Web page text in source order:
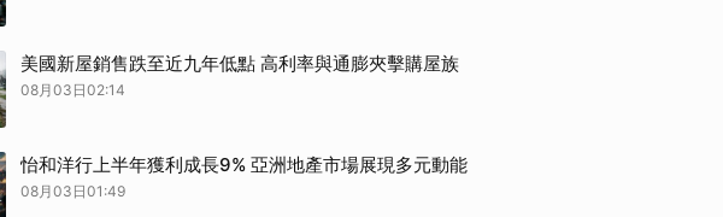
美國新屋銷售跌至近九年低點 高利率與通膨夾擊購屋族
08月03日02:14
怡和洋行上半年獲利成長9% 亞洲地產市場展現多元動能
08月03日01:49